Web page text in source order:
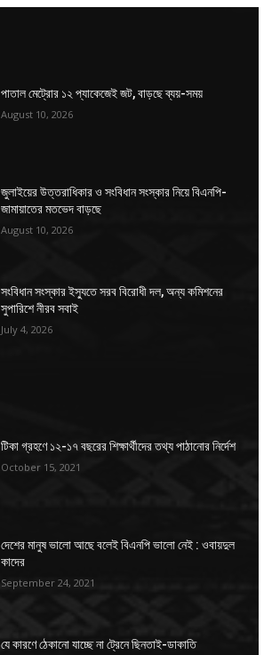
পাতাল মেট্রোর ১২ প্যাকেজেই জট, বাড়ছে ব্যয়-সময়
August 10, 2026
জুলাইয়ের উত্তরাধিকার ও সংবিধান সংস্কার নিয়ে বিএনপি-
জামায়াতের মতভেদ বাড়ছে
August 10, 2026
সংবিধান সংস্কার ইস্যুতে সরব বিরোধী দল, অন্য কমিশনের
সুপারিশে নীরব সবাই
July 4, 2026
টিকা গ্রহণে ১২-১৭ বছরের শিক্ষার্থীদের তথ্য পাঠানোর নির্দেশ
October 15, 2021
দেশের মানুষ ভালো আছে বলেই বিএনপি ভালো নেই : ওবায়দুল
কাদের
September 24, 2021
যে কারণে ঠেকানো যাচ্ছে না ট্রেনে ছিনতাই-ডাকাতি